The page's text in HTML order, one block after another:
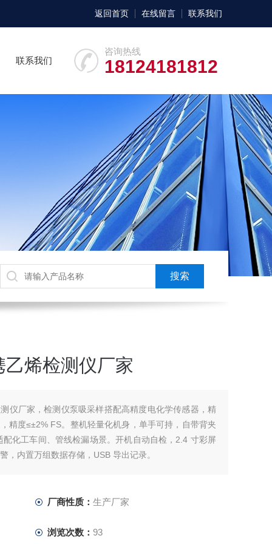
返回首页 在线留言 联系我们
咨询热线
18124181812
联系我们
烯检测仪厂家
仪厂家，检测仪泵吸采样搭配高精度电化学传感器，精
精度≤±2% FS。整机轻量化机身，单手可持，自带背夹
化工车间、管线检漏场景。开机自动自检，2.4 寸彩屏
，内置万组数据存储，USB 导出记录。
厂商性质： 生产厂家
浏览次数： 93